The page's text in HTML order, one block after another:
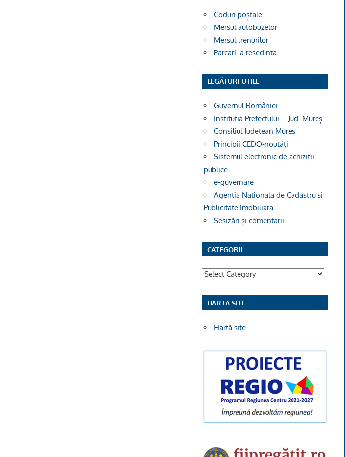
Coduri poștale
Mersul autobuzelor
Mersul trenurilor
Parcari la resedinta
LEGĂTURI UTILE
Guvernul României
Institutia Prefectului – Jud. Mureș
Consiliul Judetean Mures
Principii CEDO-noutăți
Sistemul electronic de achizitii
publice
e-guvernare
Agentia Nationala de Cadastru si
Publicitate Imobiliara
Sesizări și comentarii
CATEGORII
Categorii
HARTA SITE
Hartă site